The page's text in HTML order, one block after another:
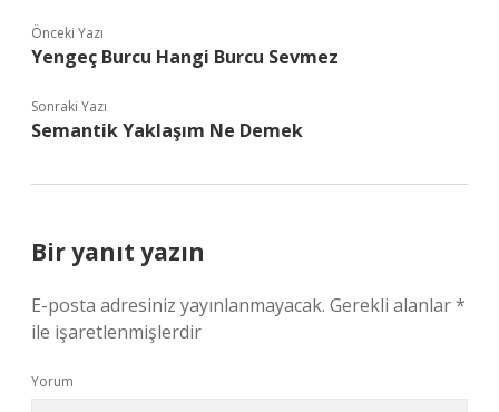
Önceki Yazı
Yengeç Burcu Hangi Burcu Sevmez
Sonraki Yazı
Semantik Yaklaşım Ne Demek
Bir yanıt yazın
E-posta adresiniz yayınlanmayacak. Gerekli alanlar*
ile işaretlenmişlerdir
Yorum